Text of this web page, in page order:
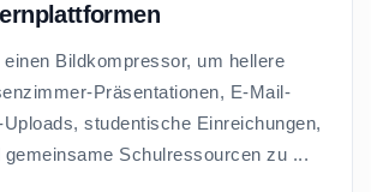
einen Bildkompressor, um hellere
Präsentationen, E-Mail-
studentische Einreichungen,
gemeinsame Schulressourcen zu ...